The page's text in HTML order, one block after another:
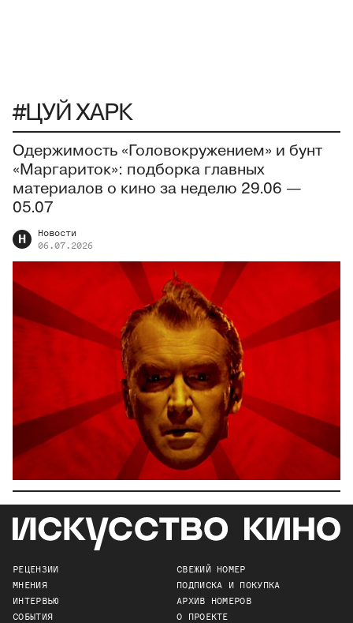
#ЦУЙ ХАРК
Одержимость «Головокружением» и бунт
«Маргариток»: подборка главных
материалов о кино за неделю 29.06 —
05.07
Н
Новости
06.07.2026
РЕЦЕНЗИИ
МНЕНИЯ
ИНТЕРВЬЮ
СОБЫТИЯ
СВЕЖИЙ НОМЕР
ПОДПИСКА И ПОКУПКА
АРХИВ НОМЕРОВ
О ПРОЕКТЕ